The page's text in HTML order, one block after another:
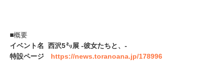
■概要
イベント名 西沢5㍉展 -彼女たちと、-
特設ページ https://news.toranoana.jp/178996